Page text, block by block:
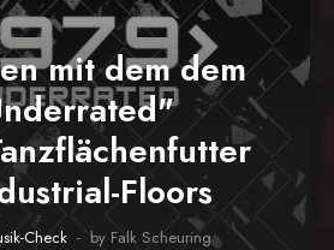
mit dem dem
Floors
Check by Falk Scheuring